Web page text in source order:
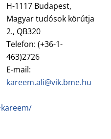
H-1117 Budapest,
Magyar tudósok körútja
2., QB320
Telefon: (+36-1-
463)2726
E-mail:
kareem.ali@vik.bme.hu